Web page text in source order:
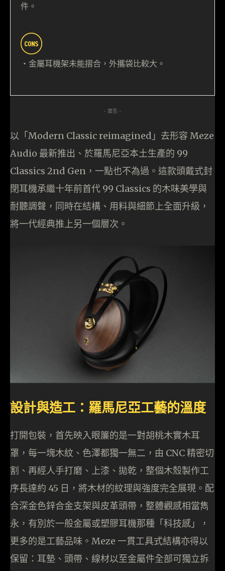
件。
・金屬耳機架未能摺合，外攜袋比較大。
- 廣告 -
以「Modern Classic reimagined」去形容 Meze
Audio 最新推出、於羅馬尼亞本土生產的 99
Classics 2nd Gen，一點也不為過。這款頭戴式封
閉耳機承繼十年前首代 99 Classics 的木味美學與
耐聽調聲，同時在結構、用料與細節上全面升級，
將一代經典推上另一個層次。​
設計與造工：羅馬尼亞工藝的溫度
打開包裝，首先映入眼簾的是一對胡桃木實木耳
罩，每一塊木紋、色澤都獨一無二，由 CNC 精密切
割、再經人手打磨、上漆、拋乾，整個木殼製作工
序長達約 45 日，將木材的紋理與強度完全展現。配
合深金色鋅合金支架與皮革頭帶，整體觀感相當雋
永，有別於一般金屬或塑膠耳機那種「科技感」，
更多的是工藝品味。Meze 一貫工具式結構亦得以
保留：耳墊、頭帶、線材以至金屬件全部可獨立拆